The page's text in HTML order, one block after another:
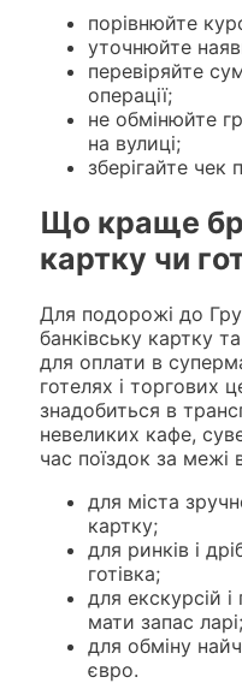
порівнюйте
уточнюйте
перевіряйте
операції;
не обмінюйте
на вулиці;
зберігайте чек
Що краще
картку чи
Для подорожі до
банківську картку
для оплати в
готелях і торгових
знадобиться в
невеликих кафе,
час поїздок за межі
для міста
картку;
для ринків і
готівка;
для екскурсій
мати запас ларі;
для обміну
євро.